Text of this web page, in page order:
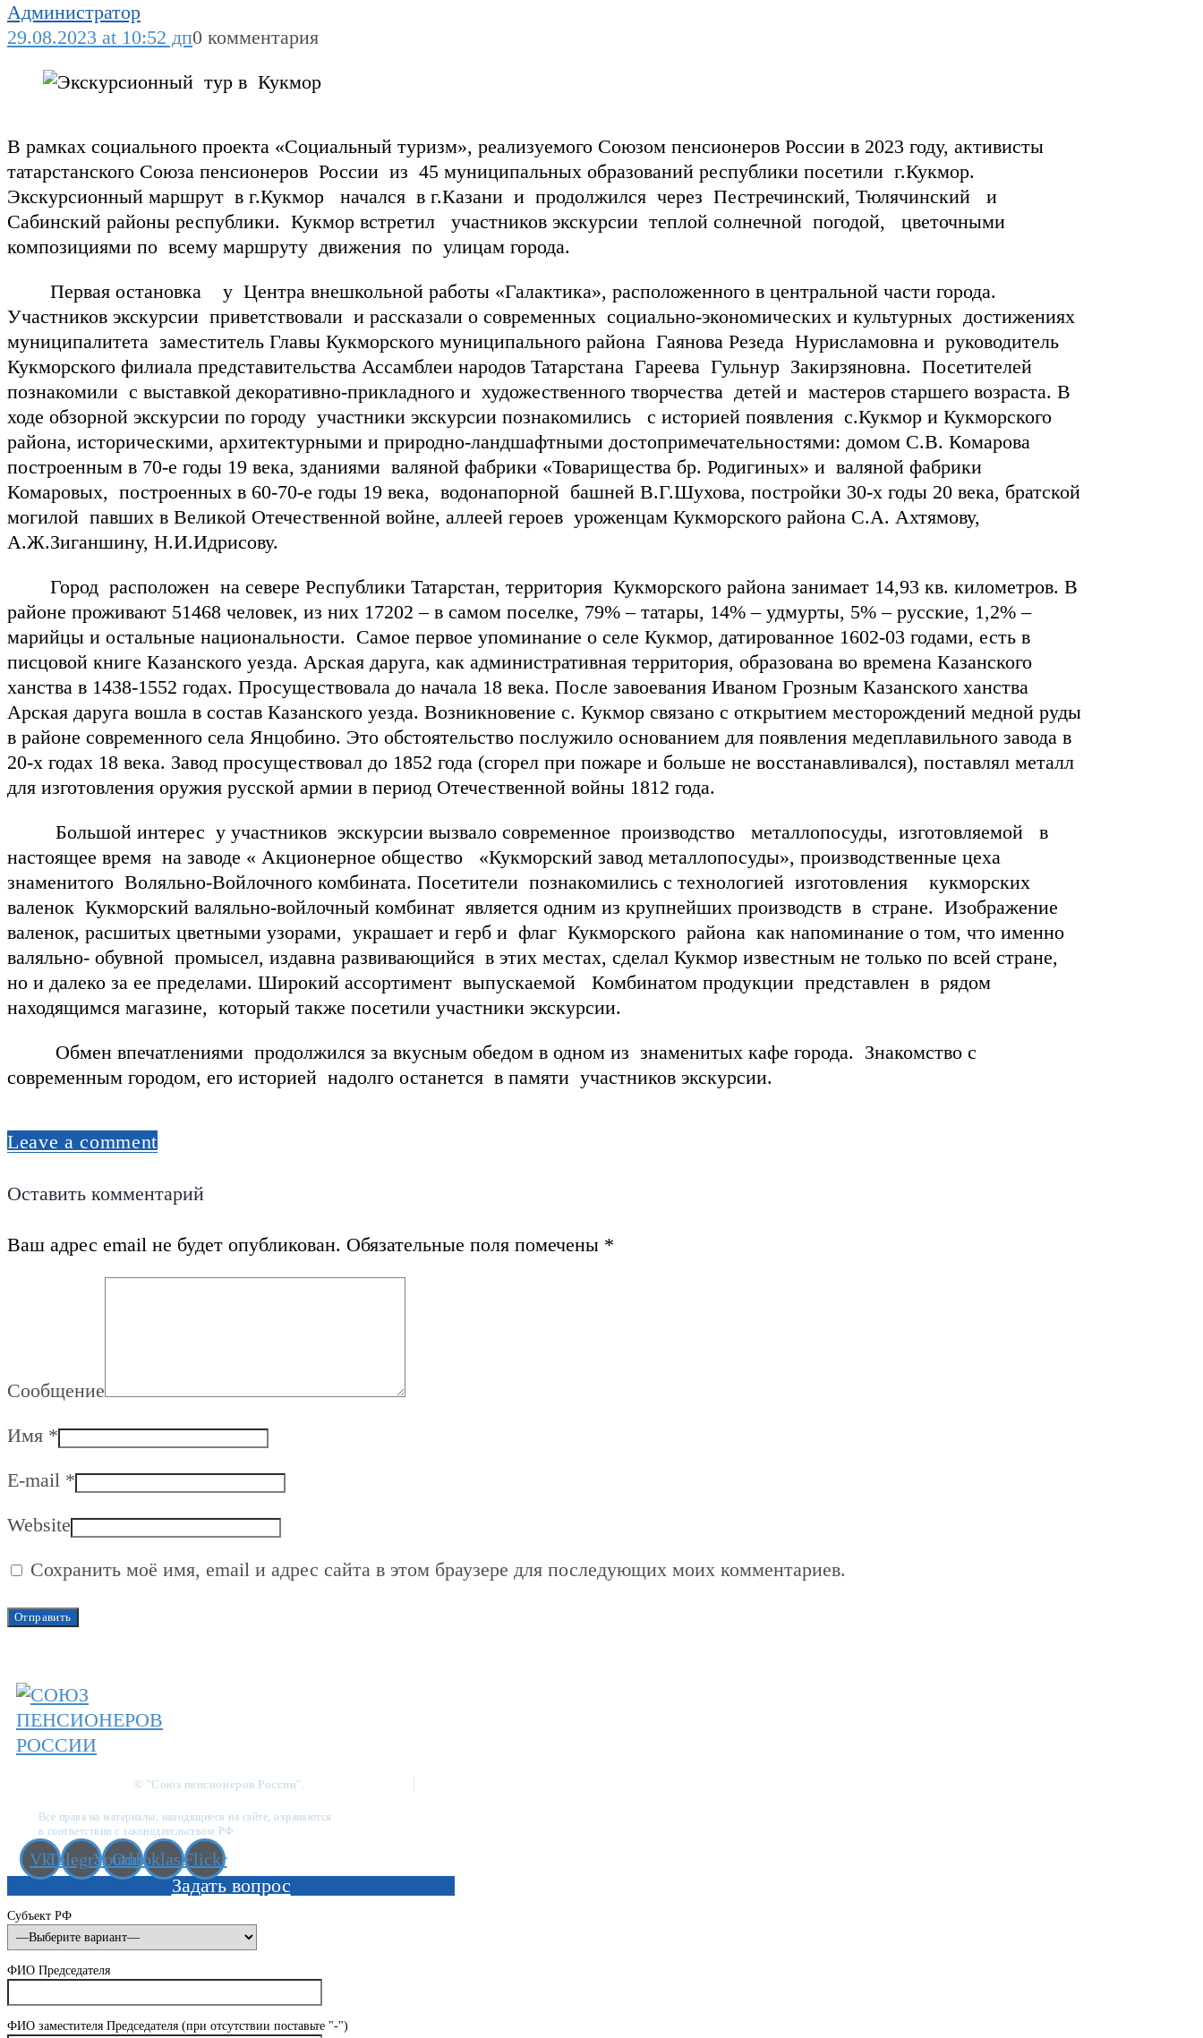
Администратор
29.08.2023 at 10:52 дп0 комментария
В рамках социального проекта «Социальный туризм», реализуемого Союзом пенсионеров России в 2023 году, активисты
татарстанского Союза пенсионеров России из 45 муниципальных образований республики посетили г.Кукмор.
Экскурсионный маршрут в г.Кукмор начался в г.Казани и продолжился через Пестречинский, Тюлячинский и
Сабинский районы республики. Кукмор встретил участников экскурсии теплой солнечной погодой, цветочными
композициями по всему маршруту движения по улицам города.
Первая остановка у Центра внешкольной работы «Галактика», расположенного в центральной части города.
Участников экскурсии приветствовали и рассказали о современных социально-экономических и культурных достижениях
муниципалитета заместитель Главы Кукморского муниципального района Гаянова Резеда Нурисламовна и руководитель
Кукморского филиала представительства Ассамблеи народов Татарстана Гареева Гульнур Закирзяновна. Посетителей
познакомили с выставкой декоративно-прикладного и художественного творчества детей и мастеров старшего возраста. В
ходе обзорной экскурсии по городу участники экскурсии познакомились с историей появления с.Кукмор и Кукморского
района, историческими, архитектурными и природно-ландшафтными достопримечательностями: домом С.В. Комарова
построенным в 70-е годы 19 века, зданиями валяной фабрики «Товарищества бр. Родигиных» и валяной фабрики
Комаровых, построенных в 60-70-е годы 19 века, водонапорной башней В.Г.Шухова, постройки 30-х годы 20 века, братской
могилой павших в Великой Отечественной войне, аллеей героев уроженцам Кукморского района С.А. Ахтямову,
А.Ж.Зиганшину, Н.И.Идрисову.
Город расположен на севере Республики Татарстан, территория Кукморского района занимает 14,93 кв. километров. В
районе проживают 51468 человек, из них 17202 – в самом поселке, 79% – татары, 14% – удмурты, 5% – русские, 1,2% –
марийцы и остальные национальности. Самое первое упоминание о селе Кукмор, датированное 1602-03 годами, есть в
писцовой книге Казанского уезда. Арская даруга, как административная территория, образована во времена Казанского
ханства в 1438-1552 годах. Просуществовала до начала 18 века. После завоевания Иваном Грозным Казанского ханства
Арская даруга вошла в состав Казанского уезда. Возникновение с. Кукмор связано с открытием месторождений медной руды
в районе современного села Янцобино. Это обстоятельство послужило основанием для появления медеплавильного завода в
20-х годах 18 века. Завод просуществовал до 1852 года (сгорел при пожаре и больше не восстанавливался), поставлял металл
для изготовления оружия русской армии в период Отечественной войны 1812 года.
Большой интерес у участников экскурсии вызвало современное производство металлопосуды, изготовляемой в
настоящее время на заводе « Акционерное общество «Кукморский завод металлопосуды», производственные цеха
знаменитого Воляльно-Войлочного комбината. Посетители познакомились с технологией изготовления кукморских
валенок Кукморский валяльно-войлочный комбинат является одним из крупнейших производств в стране. Изображение
валенок, расшитых цветными узорами, украшает и герб и флаг Кукморского района как напоминание о том, что именно
валяльно- обувной промысел, издавна развивающийся в этих местах, сделал Кукмор известным не только по всей стране,
но и далеко за ее пределами. Широкий ассортимент выпускаемой Комбинатом продукции представлен в рядом
находящимся магазине, который также посетили участники экскурсии.
Обмен впечатлениями продолжился за вкусным обедом в одном из знаменитых кафе города. Знакомство с
современным городом, его историей надолго останется в памяти участников экскурсии.
Leave a comment
Оставить комментарий
Ваш адрес email не будет опубликован. Обязательные поля помечены *
Сообщение
Имя *
E-mail *
Website
Сохранить моё имя, email и адрес сайта в этом браузере для последующих моих комментариев.
© "Союз пенсионеров России".
Все права на материалы, находящиеся на сайте, охраняются
в соответствии с законодательством РФ.
VkTelegramYoutube
Odnoklassniki
Flickr
Задать вопрос
Субъект РФ
ФИО Председателя
ФИО заместителя Председателя (при отсутствии поставьте "-")